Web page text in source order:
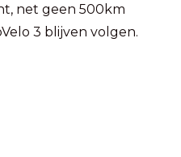
net geen 500km
3 blijven volgen.